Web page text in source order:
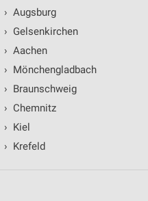
› Augsburg
› Gelsenkirchen
› Aachen
› Mönchengladbach
› Braunschweig
› Chemnitz
› Kiel
› Krefeld